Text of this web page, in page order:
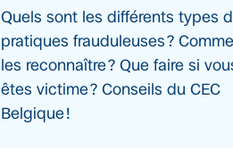
Quels sont les différents types
pratiques frauduleuses ?
les reconnaître ? Que faire si
êtes victime ? Conseils du CEC
Belgique !